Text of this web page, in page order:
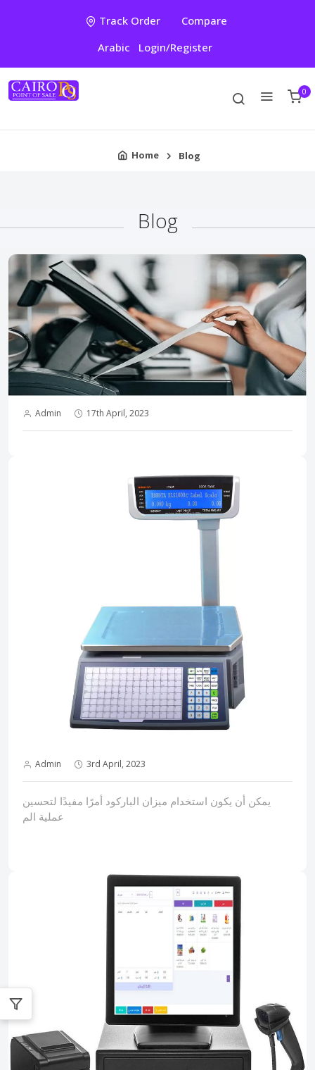
Track Order
Compare
Arabic
Login/Register
0
Home Blog
Blog
Admin 17th April, 2023
Admin 3rd April, 2023
يمكن أن يكون استخدام ميزان الباركود أمرًا مفيدًا لتحسين
عملية الم